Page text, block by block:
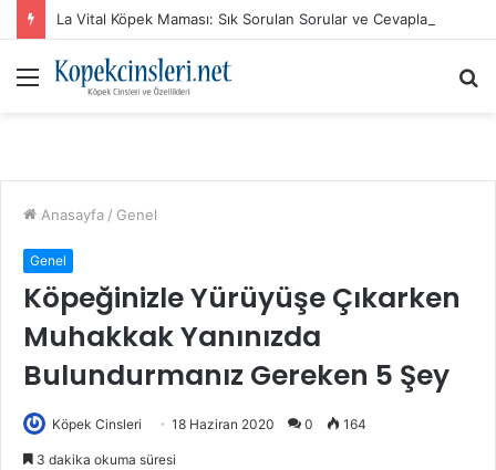
La Vital Köpek Maması: Sık Sorulan Sorular ve Cevaplar
Menü
Anasayfa / Genel
Genel
Köpeğinizle Yürüyüşe Çıkarken
Muhakkak Yanınızda
Bulundurmanız Gereken 5 Şey
Köpek Cinsleri 18 Haziran 2020 0 164
3 dakika okuma süresi